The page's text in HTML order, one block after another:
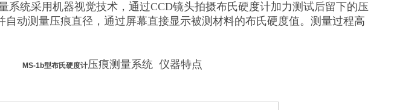
系统采用机器视觉技术，通过CCD镜头拍摄布氏硬度计加力测试后留下的压
自动测量压痕直径，通过屏幕直接显示被测材料的布氏硬度值。测量过程高
MS-1b型布氏硬度计压痕测量系统 仪器特点